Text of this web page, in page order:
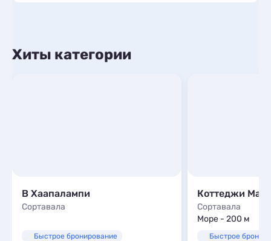
Хиты категории
В Хаапалампи
Сортавала
Быстрое бронирование
Коттеджи
Сортавала
Море - 200 м
Быстрое